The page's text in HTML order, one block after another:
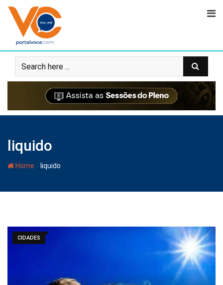
liquido
Home - liquido
CIDADES